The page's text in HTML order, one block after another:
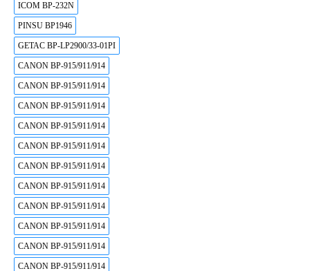
ICOM BP-232N
PINSU BP1946
GETAC BP-LP2900/33-01PI
CANON BP-915/911/914
CANON BP-915/911/914
CANON BP-915/911/914
CANON BP-915/911/914
CANON BP-915/911/914
CANON BP-915/911/914
CANON BP-915/911/914
CANON BP-915/911/914
CANON BP-915/911/914
CANON BP-915/911/914
CANON BP-915/911/914